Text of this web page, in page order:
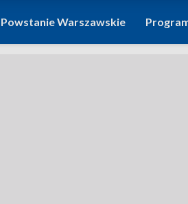
Powstanie Warszawskie